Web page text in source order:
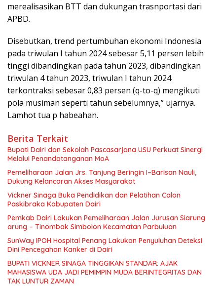
merealisasikan BTT dan dukungan trasnportasi dari
APBD.
Disebutkan, trend pertumbuhan ekonomi Indonesia
pada triwulan I tahun 2024 sebesar 5,11 persen lebih
tinggi dibandingkan pada tahun 2023, dibandingkan
triwulan 4 tahun 2023, triwulan I tahun 2024
terkontraksi sebesar 0,83 persen (q-to-q) mengikuti
pola musiman seperti tahun sebelumnya,” ujarnya.
Lamhot tua p habeahan.
Berita Terkait
Bupati Dairi dan Sekolah Pascasarjana USU Perkuat Sinergi
Melalui Penandatanganan MoA
Pemeliharaan Jalan Jrs. Tanjung Beringin I–Barisan Nauli,
Dukung Kelancaran Akses Masyarakat
Vickner Sinaga Buka Pendidikan dan Pelatihan Calon
Paskibraka Kabupaten Dairi
Pemkab Dairi Lakukan Pemeliharaan Jalan Jurusan Siarung
arung – Tinombak Simbolon Kecamatan Parbuluan
SunWay IPOH Hospital Penang Lakukan Penyuluhan Deteksi
Dini Pencegahan Kanker di Dairi
BUPATI VICKNER SINAGA TINGGIKAN STANDAR: AJAK
MAHASISWA UDA JADI PEMIMPIN MUDA BERINTEGRITAS DAN
TAK LUNTUR ZAMAN